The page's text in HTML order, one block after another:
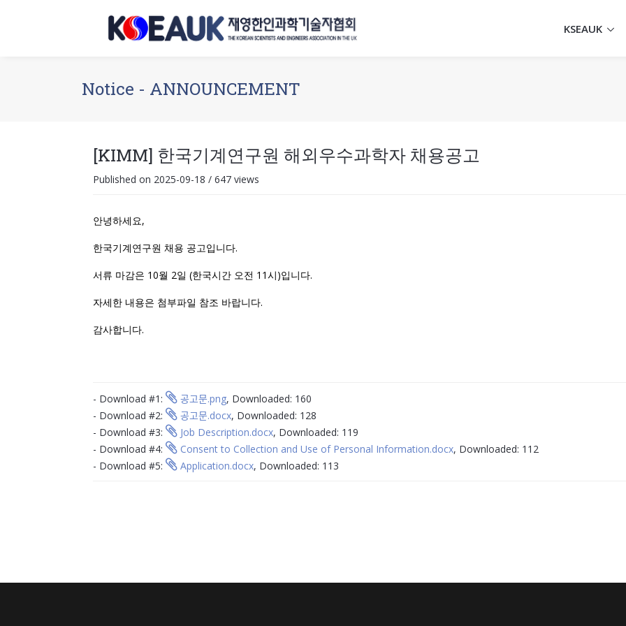
KSEAUK
Notice - ANNOUNCEMENT
[KIMM] 한국기계연구원 해외우수과학자 채용공고
Published on 2025-09-18 / 647 views
안녕하세요,
한국기계연구원 채용 공고입니다.
서류 마감은 10월 2일 (한국시간 오전 11시)입니다.
자세한 내용은 첨부파일 참조 바랍니다.
감사합니다.
- Download #1: 공고문.png, Downloaded: 160
- Download #2:
공고문.docx, Downloaded: 128
- Download #3:
Job Description.docx, Downloaded: 119
- Download #4:
Consent to Collection and Use of Personal Information.docx, Downloaded: 112
- Download #5:
Application.docx, Downloaded: 113